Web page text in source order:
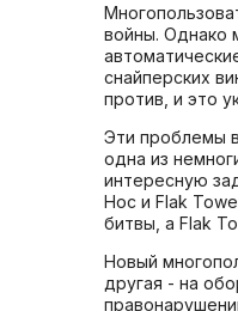
войны. Однако
снайперских
против, и это
Эти проблемы
одна из
интересную
Hoc и Flak
битвы, а Flak
Новый
другая - на